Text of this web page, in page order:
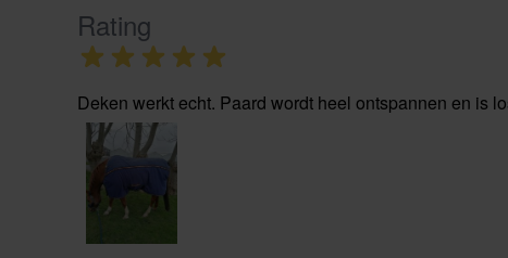
Rating
Deken werkt echt. Paard wordt heel ontspannen en is